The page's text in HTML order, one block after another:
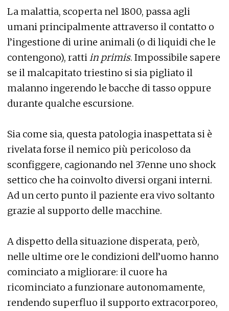
La malattia, scoperta nel 1800, passa agli
umani principalmente attraverso il contatto o
l’ingestione di urine animali (o di liquidi che le
contengono), rattiin primis. Impossibile sapere
se il malcapitato triestino si sia pigliato il
malanno ingerendo le bacche di tasso oppure
durante qualche escursione.
Sia come sia, questa patologia inaspettata si è
rivelata forse il nemico più pericoloso da
sconfiggere, cagionando nel 37enne uno shock
settico che ha coinvolto diversi organi interni.
Ad un certo punto il paziente era vivo soltanto
grazie al supporto delle macchine.
A dispetto della situazione disperata, però,
nelle ultime ore le condizioni dell’uomo hanno
cominciato a migliorare: il cuore ha
ricominciato a funzionare autonomamente,
rendendo superfluo il supporto extracorporeo,